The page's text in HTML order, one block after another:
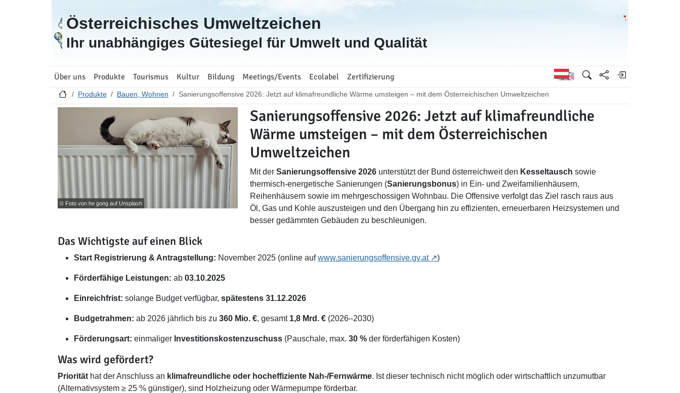
Zur Startseite
Österreichisches Umweltzeichen
Ihr unabhängiges Gütesiegel für Umwelt und Qualität
Über uns Produkte Tourismus Kultur Bildung Meetings/Events Ecolabel Zertifizierung Englisch
Produkte Bauen, Wohnen Sanierungsoffensive 2026: Jetzt auf klimafreundliche Wärme umsteigen – mit dem Österreichischen Umweltzeichen
© Foto von he gong auf Unsplash
Sanierungsoffensive 2026: Jetzt auf klimafreundliche
Wärme umsteigen – mit dem Österreichischen
Umweltzeichen
Mit der Sanierungsoffensive 2026 unterstützt der Bund österreichweit den Kesseltausch sowie
thermisch-energetische Sanierungen (Sanierungsbonus) in Ein- und Zweifamilienhäusern,
Reihenhäusern sowie im mehrgeschossigen Wohnbau. Die Offensive verfolgt das Ziel rasch raus aus
Öl, Gas und Kohle auszusteigen und den Übergang hin zu effizienten, erneuerbaren Heizsystemen und
besser gedämmten Gebäuden zu beschleunigen.
Das Wichtigste auf einen Blick
Start Registrierung & Antragstellung: November 2025 (online aufwww.sanierungsoffensive.gv.at )
Förderfähige Leistungen: ab 03.10.2025
Einreichfrist: solange Budget verfügbar, spätestens 31.12.2026
Budgetrahmen: ab 2026 jährlich bis zu 360 Mio. €, gesamt 1,8 Mrd. € (2026–2030)
Förderungsart: einmaliger Investitionskostenzuschuss (Pauschale, max. 30 % der förderfähigen Kosten)
Was wird gefördert?
Priorität hat der Anschluss an klimafreundliche oder hocheffiziente Nah-/Fernwärme. Ist dieser technisch nicht möglich oder wirtschaftlich unzumutbar
(Alternativsystem ≥ 25 % günstiger), sind Holzheizung oder Wärmepumpe förderbar.